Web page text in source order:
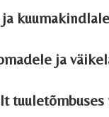
ja